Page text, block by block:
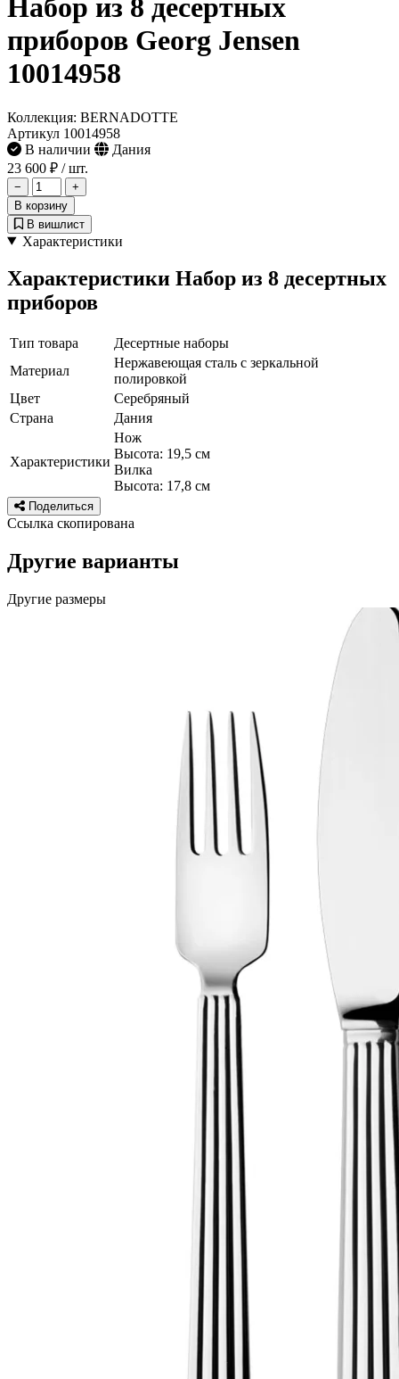
Набор из 8 десертных
приборов Georg Jensen
10014958
Коллекция: BERNADOTTE
Артикул 10014958
В наличии
Дания
23 600 ₽ / шт.
−
+
В корзину
В вишлист
Характеристики
Характеристики Набор из 8 десертных
приборов
Тип товара
Десертные наборы
Материал
Нержавеющая сталь с зеркальной
полировкой
Цвет
Серебряный
Страна
Дания
Характеристики
Нож
Высота: 19,5 см
Вилка
Высота: 17,8 см
Поделиться
Ссылка скопирована
Другие варианты
Другие размеры